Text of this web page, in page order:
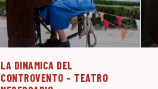
LA DINAMICA DEL
CONTROVENTO – TEATRO